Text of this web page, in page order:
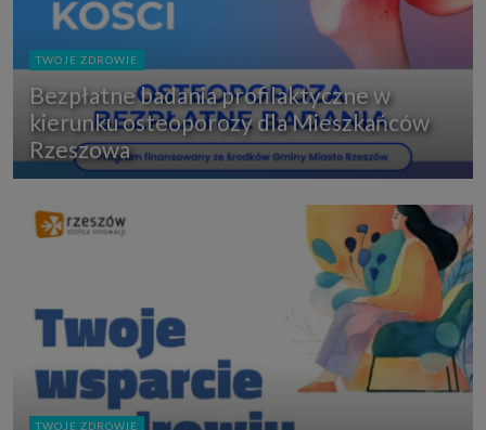
TWOJE ZDROWIE
Bezpłatne badania profilaktyczne w
kierunku osteoporozy dla Mieszkańców
Rzeszowa
TWOJE ZDROWIE